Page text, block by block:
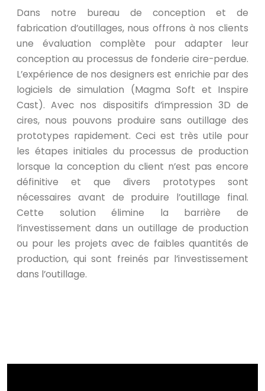
Dans notre bureau de conception et de
fabrication d’outillages, nous offrons à nos clients
une évaluation complète pour adapter leur
conception au processus de fonderie cire-perdue.
L’expérience de nos designers est enrichie par des
logiciels de simulation (Magma Soft et Inspire
Cast). Avec nos dispositifs d’impression 3D de
cires, nous pouvons produire sans outillage des
prototypes rapidement. Ceci est très utile pour
les étapes initiales du processus de production
lorsque la conception du client n’est pas encore
définitive et que divers prototypes sont
nécessaires avant de produire l’outillage final.
Cette solution élimine la barrière de
l’investissement dans un outillage de production
ou pour les projets avec de faibles quantités de
production, qui sont freinés par l’investissement
dans l’outillage.